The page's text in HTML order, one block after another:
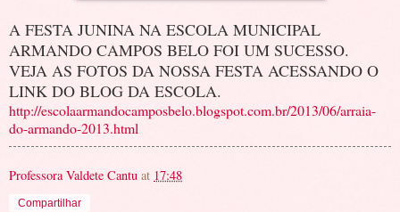
A FESTA JUNINA NA ESCOLA MUNICIPAL
ARMANDO CAMPOS BELO FOI UM SUCESSO.
VEJA AS FOTOS DA NOSSA FESTA ACESSANDO O
LINK DO BLOG DA ESCOLA.
http://escolaarmandocamposbelo.blogspot.com.br/2013/06/arraia-
do-armando-2013.html
Professora Valdete Cantu at 17:48
Compartilhar